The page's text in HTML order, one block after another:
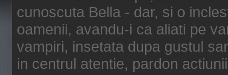
cunoscuta Bella - dar, si o
oamenii, avandu-i ca aliati pe
vampiri, insetata dupa gustul
in centrul atentie, pardon